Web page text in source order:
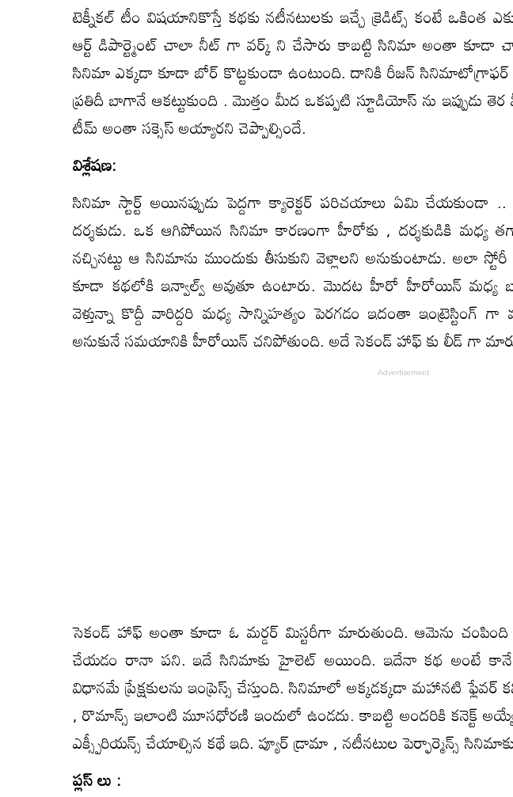
టెక్నీకల్ టీం విషయానికొస్తే కథకు నటీనటులకు ఇచ్చే క్రెడిట్స్ కంటే ఒకింత
ఆర్ట్ డిపార్ట్మెంట్ చాలా నీట్ గా వర్క్ ని చేసారు కాబట్టి సినిమా అంతా కూడా
సినిమా ఎక్కడా కూడా బోర్ కొట్టకుండా ఉంటుంది. దానికి రీజన్
ప్రతిదీ బాగానే ఆకట్టుకుంది . మొత్తం మీద ఒకప్పటి స్టూడియోస్ ను
టీమ్ అంతా సక్సెస్ అయ్యారని చెప్పాల్సిందే.
విశ్లేషణ:
సినిమా స్టార్ట్ అయినప్పుడు పెద్దగా క్యారెక్టర్ పరిచయాలు ఏమి చేయకుండా
దర్శకుడు. ఒక ఆగిపోయిన సినిమా కారణంగా హీరోకు , దర్శకుడికి
నచ్చినట్టు ఆ సినిమాను ముందుకు తీసుకుని వెళ్లాలని అనుకుంటాడు. అలా స్టోరీ
కూడా కథలోకి ఇన్వాల్వ్ అవుతూ ఉంటారు. మొదట హీరో హీరోయిన్ మధ్య
వెళ్తున్నా కొద్దీ వారిద్దరి మధ్య సాన్నిహత్యం పెరగడం ఇదంతా
అనుకునే సమయానికి హీరోయిన్ చనిపోతుంది. అదే సెకండ్ హాఫ్ కు లీడ్ గా
సెకండ్ హాఫ్ అంతా కూడా ఓ మర్డర్ మిస్టరీగా మారుతుంది. ఆమెను చంపింది
చేయడం రానా పని. ఇదే సినిమాకు హైలెట్ అయింది. ఇదేనా కథ అంటే కానే
విధానమే ప్రేక్షకులను ఇంప్రెస్స్ చేస్తుంది. సినిమాలో అక్కడక్కడా మహానటి ఫ్లేవర్
, రొమాన్స్ ఇలాంటి మూసధోరణి ఇందులో ఉండదు. కాబట్టి అందరికి కనెక్ట్
ఎక్స్పీరియన్స్ చేయాల్సిన కథే ఇది. ప్యూర్ డ్రామా , నటీనటుల పెర్ఫార్మెన్స్ సినిమాకు
ప్లస్ లు :